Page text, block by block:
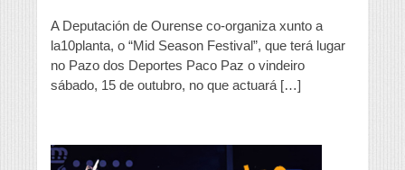
Season
Festival”
A Deputación de Ourense co-organiza xunto a
la10planta, o “Mid Season Festival”, que terá lugar
no Pazo dos Deportes Paco Paz o vindeiro
sábado, 15 de outubro, no que actuará […]